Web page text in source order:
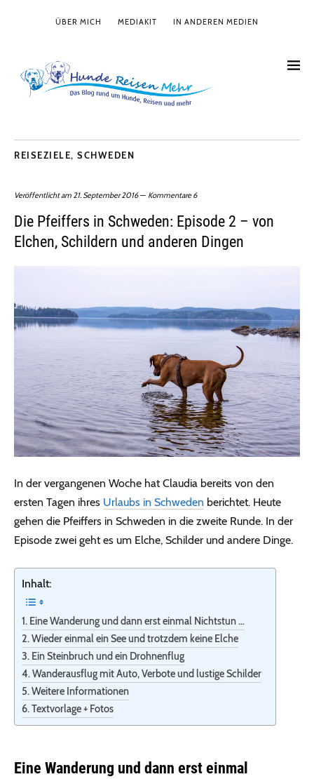
ÜBER MICH MEDIAKIT IN ANDEREN MEDIEN
REISEZIELE, SCHWEDEN
Veröffentlicht am 21. September 2016 Kommentare 6
Die Pfeiffers in Schweden: Episode 2 – von
Elchen, Schildern und anderen Dingen
In der vergangenen Woche hat Claudia bereits von den
ersten Tagen ihres Urlaubs in Schweden berichtet. Heute
gehen die Pfeiffers in Schweden in die zweite Runde. In der
Episode zwei geht es um Elche, Schilder und andere Dinge.
Inhalt:
Eine Wanderung und dann erst einmal Nichtstun …
Wieder einmal ein See und trotzdem keine Elche
Ein Steinbruch und ein Drohnenflug
Wanderausflug mit Auto, Verbote und lustige Schilder
Weitere Informationen
Textvorlage + Fotos
Eine Wanderung und dann erst einmal